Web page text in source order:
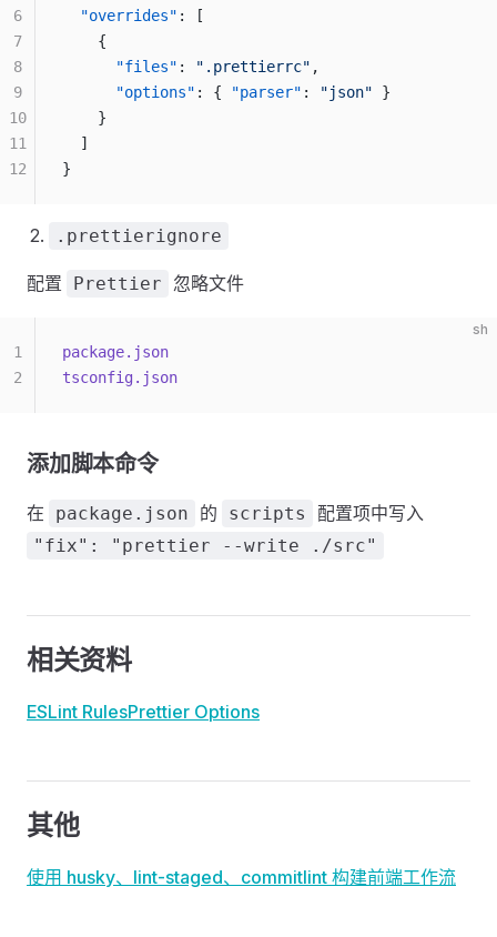
  "overrides"
: [
    {
      "files"
: ".prettierrc" ,
      "options"
: { "parser" : "json" }
    }
  ]
}
6
7
8
9
10
11
12
.prettierignore
配置 Prettier 忽略文件
sh
package.json
tsconfig.json
1
2
添加脚本命令
在 package.json 的 scripts 配置项中写入
"fix": "prettier --write ./src"
相关资料
ESLint RulesPrettier Options
其他
使用 husky、lint-staged、commitlint 构建前端工作流